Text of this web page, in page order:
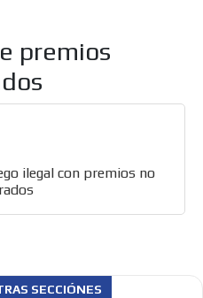
premios
ilegal con premios no
SECCIÓNES